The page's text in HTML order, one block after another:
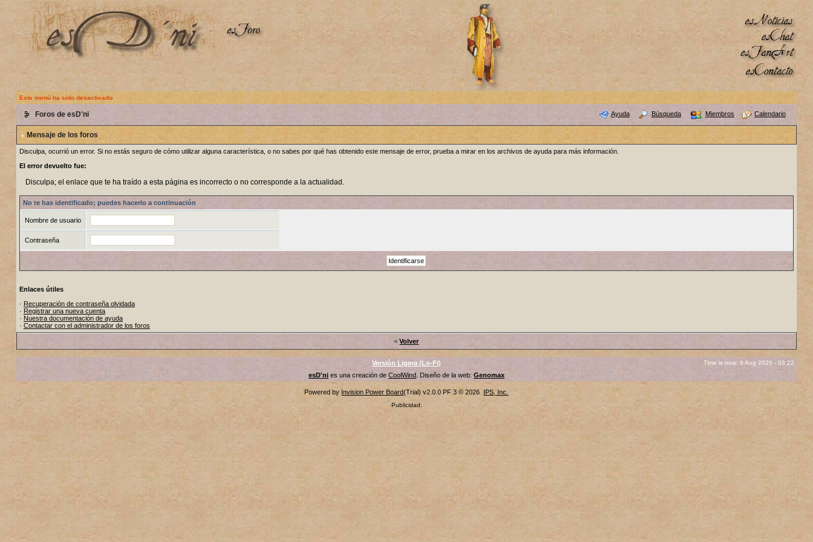
Este menú ha sido desactivado
Foros de esD'ni Ayuda Búsqueda Miembros Calendario
Mensaje de los foros
Disculpa, ocurrió un error. Si no estás seguro de cómo utilizar alguna característica, o no sabes por qué has obtenido este mensaje de error, prueba a mirar en los archivos de ayuda para más información.
El error devuelto fue:
Disculpa; el enlace que te ha traído a esta página es incorrecto o no corresponde a la actualidad.
No te has identificado; puedes hacerlo a continuación
Nombre de usuario
Contraseña
Enlaces útiles
· Recuperación de contraseña olvidada
· Registrar una nueva cuenta
· Nuestra documentación de ayuda
· Contactar con el administrador de los foros
<Volver
Versión Ligera (Lo-Fi) Time is now: 8 Aug 2026 - 03:22
esD'nies una creación de CoolWind. Diseño de la web: Genomax
Powered by Invision Power Board(Trial) v2.0.0 PF 3 © 2026 IPS, Inc.
Publicidad: